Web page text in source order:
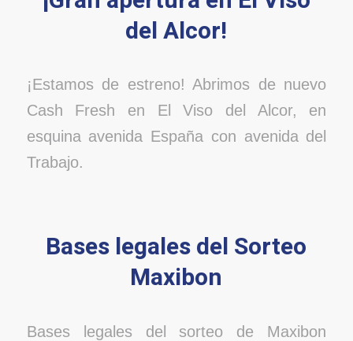
del Alcor!
¡Estamos de estreno! Abrimos de nuevo
Cash Fresh en El Viso del Alcor, en
esquina avenida España con avenida del
Trabajo.
Bases legales del Sorteo
Maxibon
Bases legales del sorteo de Maxibon